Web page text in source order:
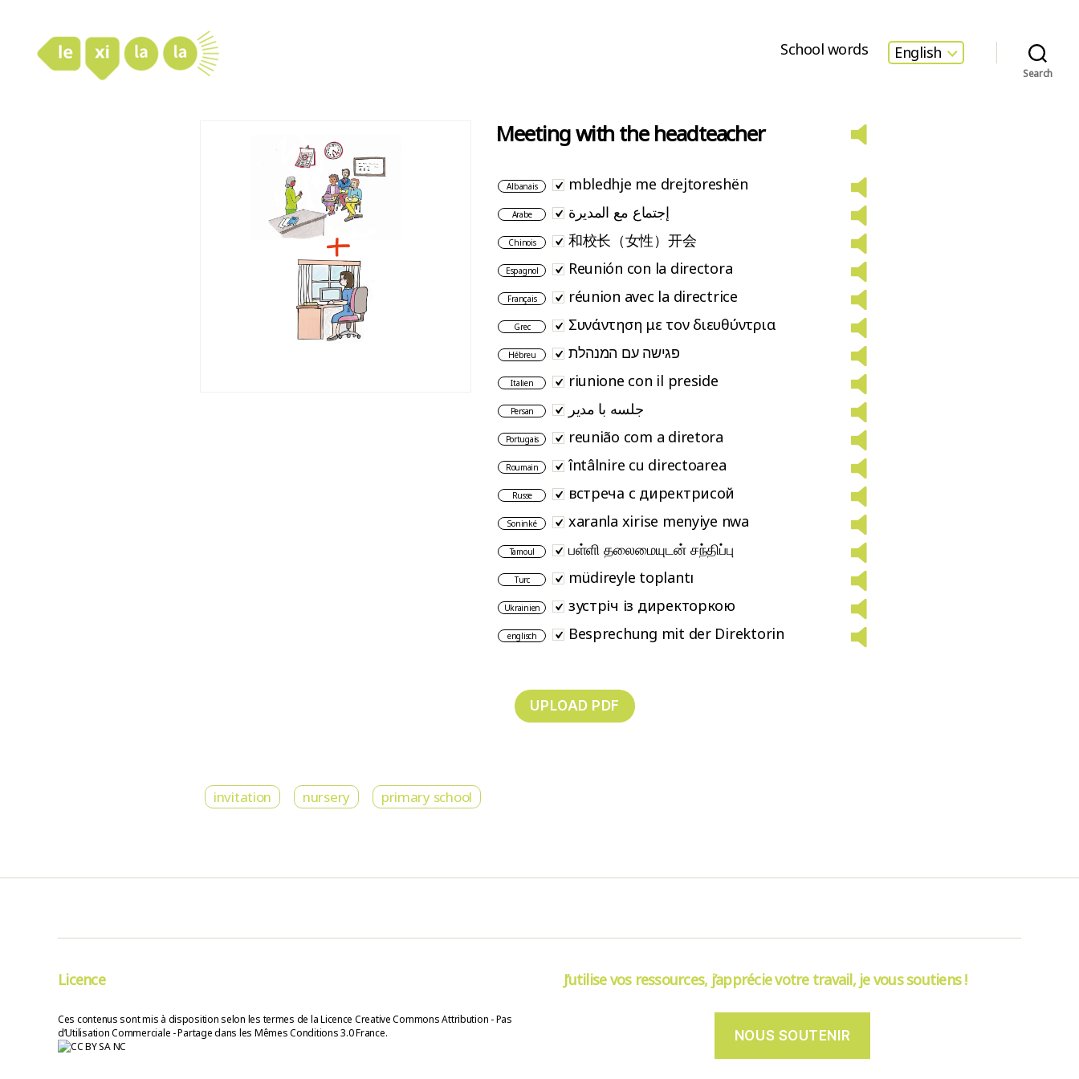
School words English
Search
Meeting with the headteacher
Albanais mbledhje me drejtoreshën
Arabe إجتماع مع المديرة
Chinois 和校长（女性）开会
Espagnol Reunión con la directora
Français réunion avec la directrice
Grec Συνάντηση με τον διευθύντρια
Hébreu פגישה עם המנהלת
Italien riunione con il preside
Persan جلسه با مدیر
Portugais reunião com a diretora
Roumain întâlnire cu directoarea
Russe встреча с директрисой
Soninké xaranla xirise menyiye nwa
Tamoul பள்ளி தலைமையுடன் சந்திப்பு
Turc müdireyle toplantı
Ukrainien зустріч із директоркою
englisch Besprechung mit der Direktorin
invitation nursery primary school
Licence
Ces contenus sont mis à disposition selon les termes de la Licence Creative Commons Attribution - Pas
d’Utilisation Commerciale - Partage dans les Mêmes Conditions 3.0 France.
J’utilise vos ressources, j’apprécie votre travail, je vous soutiens !
NOUS SOUTENIR